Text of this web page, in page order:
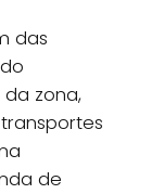
das
zona,
de